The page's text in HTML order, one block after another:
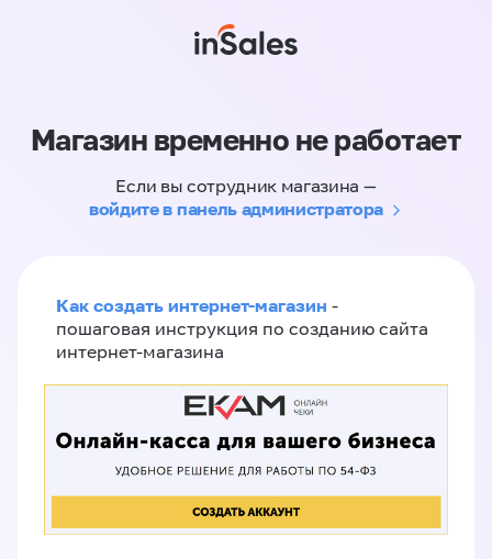
Магазин временно не работает
Если вы сотрудник магазина —
войдите в панель администратора
Как создать интернет-магазин -
пошаговая инструкция по созданию сайта
интернет-магазина